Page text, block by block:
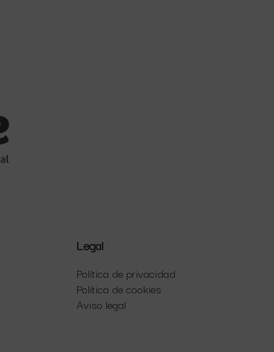
Legal
Política de privacidad
Política de cookies
Aviso legal